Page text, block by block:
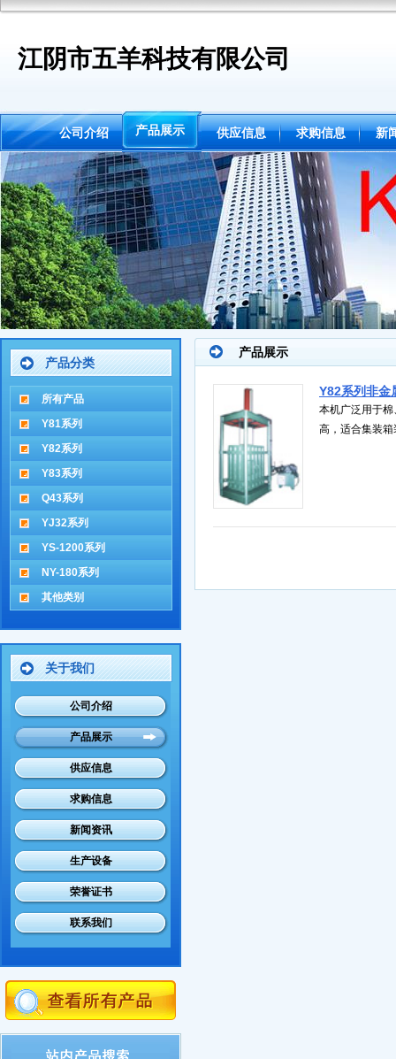
江阴市五羊科技有限公司
公司介绍 产品展示 供应信息 求购信息 新
产品分类
所有产品
Y81系列
Y82系列
Y83系列
Q43系列
YJ32系列
YS-1200系列
NY-180系列
其他类别
关于我们
公司介绍
产品展示
供应信息
求购信息
新闻资讯
生产设备
荣誉证书
联系我们
产品展示
Y82系列非金
本机广泛用于
高，适合集装